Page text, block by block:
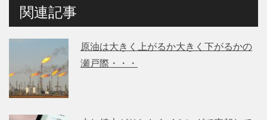
関連記事
原油は大きく上がるか大きく下がるかの
瀬戸際・・・